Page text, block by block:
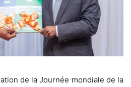
de la Journée mondiale de la